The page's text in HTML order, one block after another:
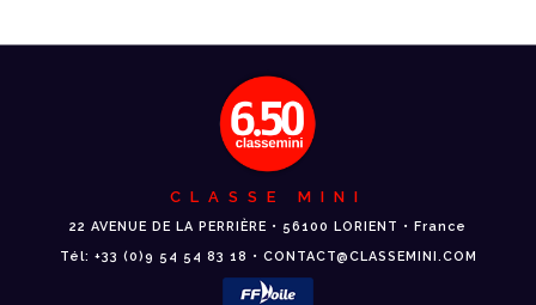
CLASSE MINI
22 AVENUE DE LA PERRIÈRE • 56100 LORIENT • France
Tél: +33 (0)9 54 54 83 18 • CONTACT@CLASSEMINI.COM